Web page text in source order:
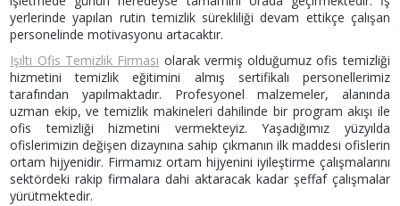
yerlerinde yapılan rutin temizlik sürekliliği devam ettikçe çalışan
personelinde motivasyonu artacaktır.
Işıltı Ofis Temizlik Firması olarak vermiş olduğumuz ofis temizliği
hizmetini temizlik eğitimini almış sertifikalı personellerimiz
tarafından yapılmaktadır. Profesyonel malzemeler, alanında
uzman ekip, ve temizlik makineleri dahilinde bir program akışı ile
ofis temizliği hizmetini vermekteyiz. Yaşadığımız yüzyılda
ofislerimizin değişen dizaynına sahip çıkmanın ilk maddesi ofislerin
ortam hijyenidir. Firmamız ortam hijyenini iyileştirme çalışmalarını
sektördeki rakip firmalara dahi aktaracak kadar şeffaf çalışmalar
yürütmektedir.